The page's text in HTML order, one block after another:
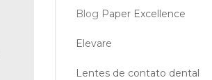
Blog Paper Excellence
Elevare
Lentes de contato dental